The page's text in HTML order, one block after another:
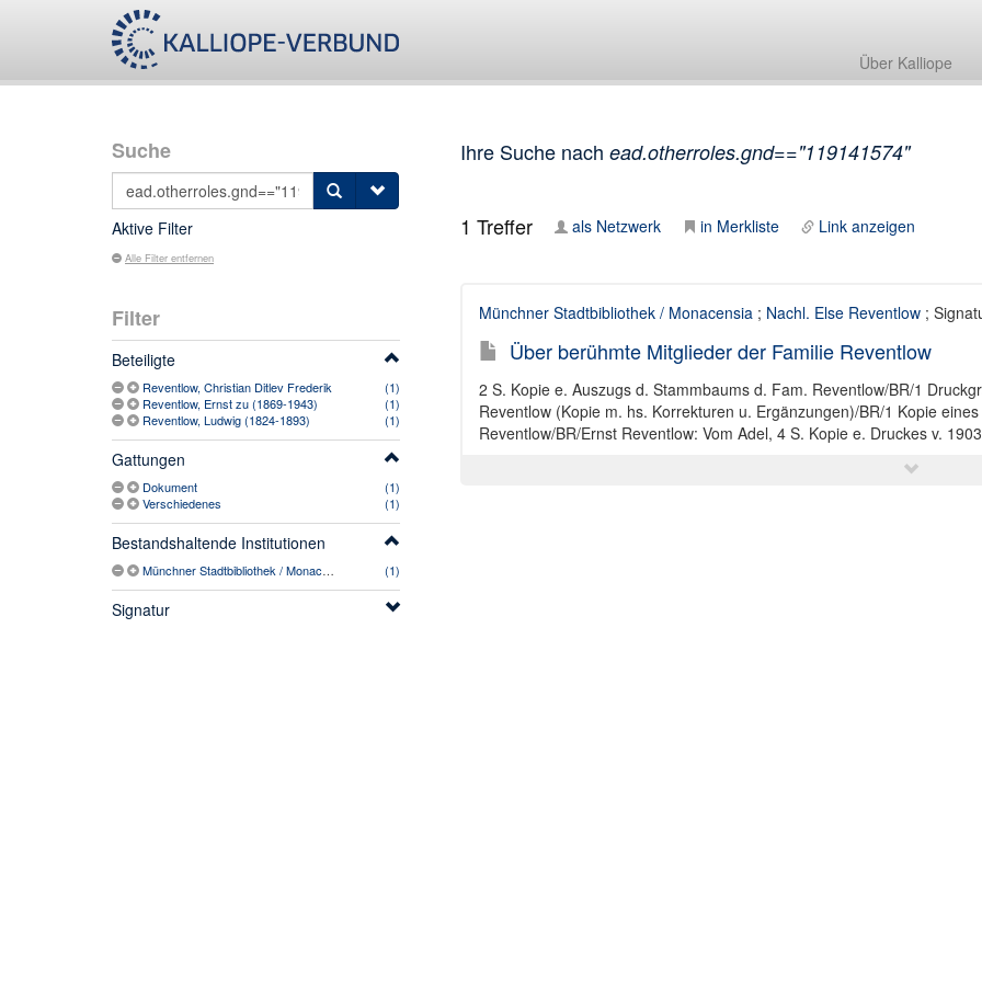
Über Kalliope
Suche
Aktive Filter
Alle Filter entfernen
Filter
Beteiligte
Reventlow, Christian Ditlev Frederik
(1)
Reventlow, Ernst zu (1869-1943)
(1)
Reventlow, Ludwig (1824-1893)
(1)
Gattungen
Dokument
(1)
Verschiedenes
(1)
Bestandshaltende Institutionen
Münchner Stadtbibliothek / Monacensia (1)
Signatur
Ihre Suche nach ead.otherroles.gnd=="119141574"
1 Treffer als Netzwerk in Merkliste Link anzeigen
Münchner Stadtbibliothek / Monacensia; Nachl. Else Reventlow;
Über berühmte Mitglieder der Familie Reventlow
2 S. Kopie e. Auszugs d. Stammbaums d. Fam. Reventlow/BR/1
Reventlow (Kopie m. hs. Korrekturen u. Ergänzungen)/BR/1 Kopie
Reventlow/BR/Ernst Reventlow: Vom Adel, 4 S. Kopie e. Druckes v. 1903